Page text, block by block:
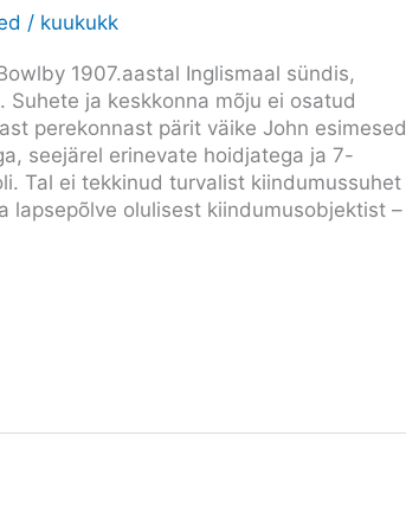
/ kuukukk
1907.aastal Inglismaal sündis,
ja keskkonna mõju ei osatud
perekonnast pärit väike John esimesed
seejärel erinevate hoidjatega ja 7-
Tal ei tekkinud turvalist kiindumussuhet
lapsepõlve olulisest kiindumusobjektist –